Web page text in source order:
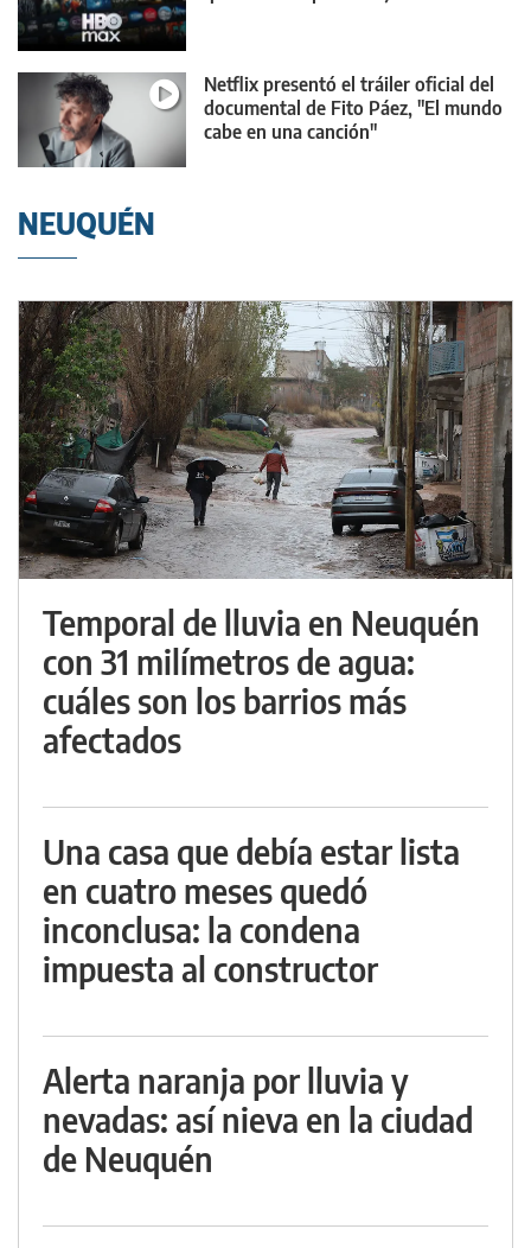
Netflix presentó el tráiler oficial del
documental de Fito Páez, "El mundo
cabe en una canción"
NEUQUÉN
Temporal de lluvia en Neuquén
con 31 milímetros de agua:
cuáles son los barrios más
afectados
Una casa que debía estar lista
en cuatro meses quedó
inconclusa: la condena
impuesta al constructor
Alerta naranja por lluvia y
nevadas: así nieva en la ciudad
de Neuquén